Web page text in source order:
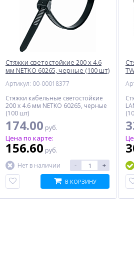
Стяжки светостойкие 200 x 4.6
мм NETKO 60265, черные (100 шт)
Артикул: 00-00018377
Стяжки кабельные светостойкие
200 x 4.6 мм NETKO 60265, черные
(100 шт)
174.00 руб.
Цена по карте:
156.60 руб.
Нет в наличии
- +
В КОРЗИНУ